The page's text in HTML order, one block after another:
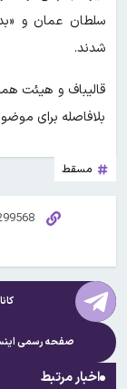
سلطان عمان و
شدند.
قالیباف و هیئت
بلافاصله برای
مسقط
صفحه رسمی
اخبار مرتبط